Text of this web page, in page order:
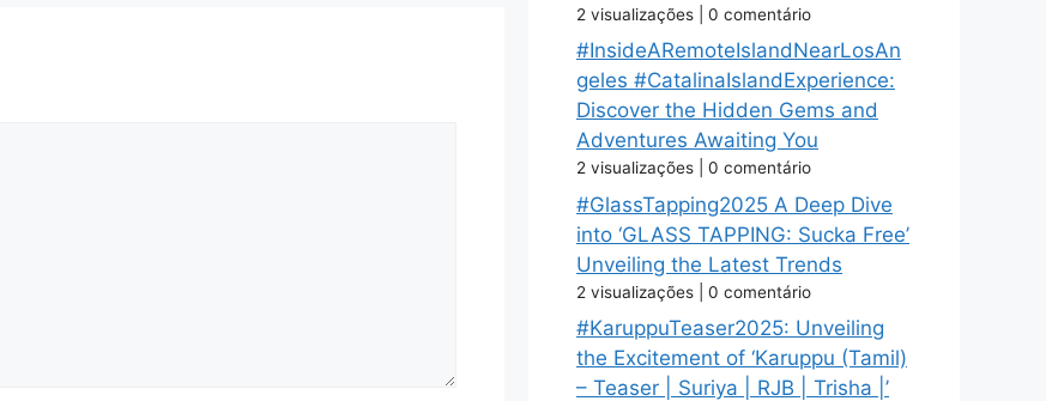
2 visualizações 0 comentário
#InsideARemoteIslandNearLosAn
geles #CatalinaIslandExperience:
Discover the Hidden Gems and
Adventures Awaiting You
2 visualizações 0 comentário
#GlassTapping2025 A Deep Dive
into ‘GLASS TAPPING: Sucka Free’
Unveiling the Latest Trends
2 visualizações 0 comentário
#KaruppuTeaser2025: Unveiling
the Excitement of ‘Karuppu (Tamil)
– Teaser | Suriya | RJB | Trisha |’